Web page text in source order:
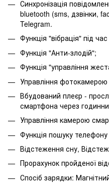
Синхронізація
bluetooth (sms, дзвінки,
Telegram.
Функція "вібрація" під час
Функція "Анти-злодій";
Функція "управління
Управління
Вбудований плеєр -
смартфона через
Управління камерою
Функція пошуку телефону
Відстеження сну,
Прорахунок пройденої
Спосіб зарядки: